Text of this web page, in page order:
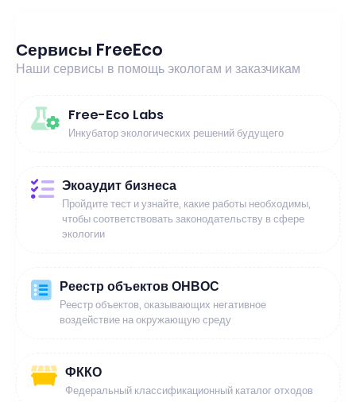
Сервисы FreeEco
Наши сервисы в помощь экологам и заказчикам
Free-Eco Labs
Инкубатор экологических решений будущего
Экоаудит бизнеса
Пройдите тест и узнайте, какие работы необходимы,
чтобы соответствовать законодательству в сфере
экологии
Реестр объектов ОНВОС
Реестр объектов, оказывающих негативное
воздействие на окружающую среду
ФККО
Федеральный классификационный каталог отходов